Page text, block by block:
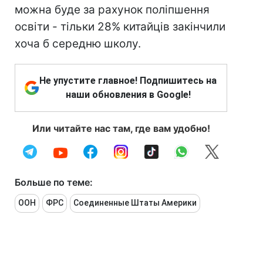
можна буде за рахунок поліпшення
освіти - тільки 28% китайців закінчили
хоча б середню школу.
Не упустите главное! Подпишитесь на
наши обновления в Google!
Или читайте нас там, где вам удобно!
Больше по теме:
ООН ФРС Соединенные Штаты Америки